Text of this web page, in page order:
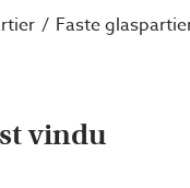
Faste
vindu